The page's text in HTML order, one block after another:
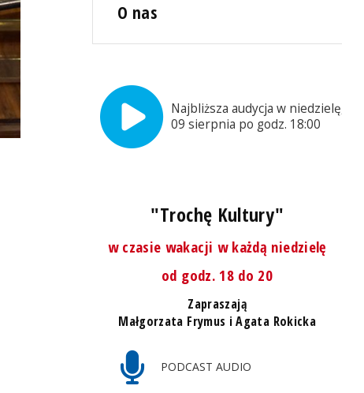
Stanisława Celińska w Książnicy Pomorskiej, fot. Małgorzata
O nas
Najbliższa audycja w niedzielę,
09 sierpnia po godz. 18:00
"Trochę Kultury"
w czasie wakacji w każdą niedzielę
od godz. 18 do 20
Zapraszają
Małgorzata Frymus i Agata Rokicka
PODCAST AUDIO